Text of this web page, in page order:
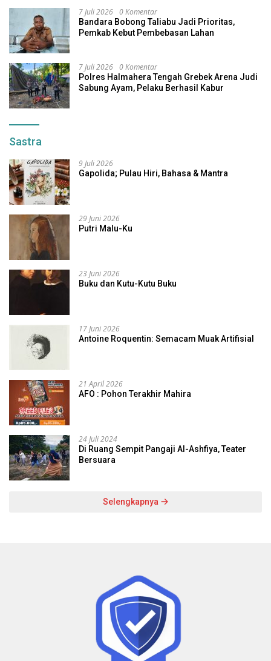
7 Juli 2026 0 Komentar
Bandara Bobong Taliabu Jadi Prioritas,
Pemkab Kebut Pembebasan Lahan
7 Juli 2026 0 Komentar
Polres Halmahera Tengah Grebek Arena Judi
Sabung Ayam, Pelaku Berhasil Kabur
Sastra
9 Juli 2026
Gapolida; Pulau Hiri, Bahasa & Mantra
29 Juni 2026
Putri Malu-Ku
23 Juni 2026
Buku dan Kutu-Kutu Buku
17 Juni 2026
Antoine Roquentin: Semacam Muak Artifisial
21 April 2026
AFO : Pohon Terakhir Mahira
24 Juli 2024
Di Ruang Sempit Pangaji Al-Ashfiya, Teater
Bersuara
Selengkapnya